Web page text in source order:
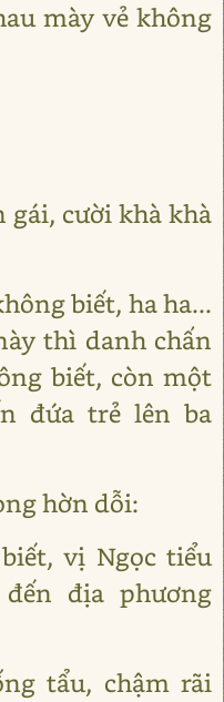
mày vẻ không
gái, cười khà khà
biết, ha ha...
thì danh chấn
biết, còn một
đứa trẻ lên ba
hờn dỗi:
vị Ngọc tiểu
địa phương
tẩu, chậm rãi